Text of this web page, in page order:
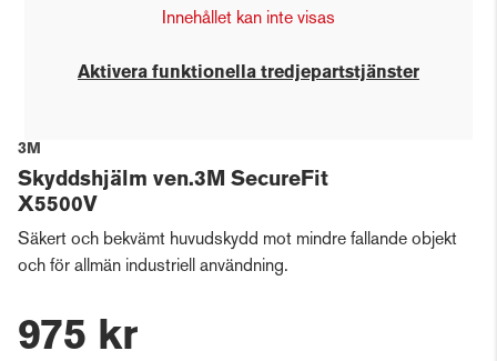
Innehållet kan inte visas
Aktivera funktionella tredjepartstjänster
3M
Skyddshjälm ven.3M SecureFit
X5500V
Säkert och bekvämt huvudskydd mot mindre fallande objekt
och för allmän industriell användning.
975 kr